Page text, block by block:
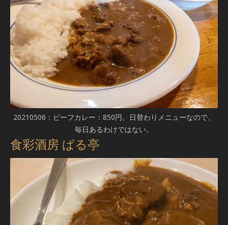
20210506：ビーフカレー：850円。日替わりメニューなので、
毎日あるわけではない。
食彩酒房 ぱる亭